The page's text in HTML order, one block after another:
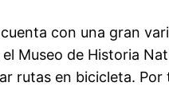
con una gran
Museo de Historia
rutas en bicicleta.